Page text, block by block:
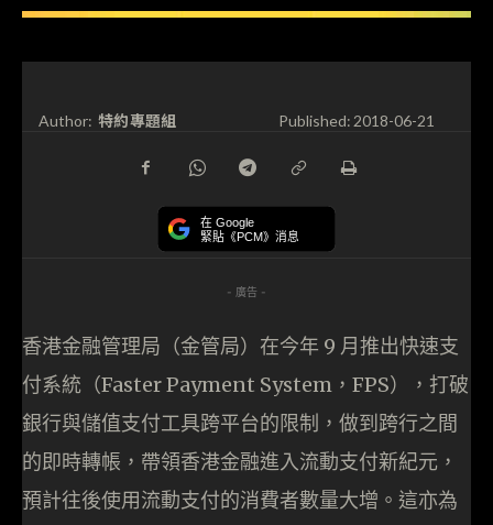
Author: 特約專題組 Published:2018-06-21
在 Google
緊貼《PCM》消息
- 廣告 -
香港金融管理局（金管局）在今年 9 月推出快速支
付系統（Faster Payment System，FPS），打破
銀行與儲值支付工具跨平台的限制，做到跨行之間
的即時轉帳，帶領香港金融進入流動支付新紀元，
預計往後使用流動支付的消費者數量大增。這亦為